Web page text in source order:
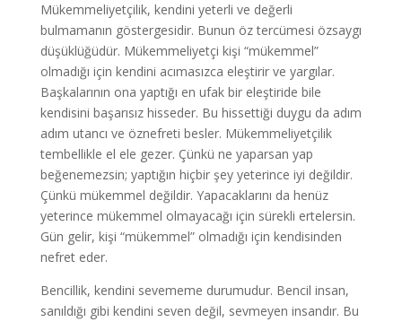
Mükemmeliyetçilik, kendini yeterli ve değerli
bulmamanın göstergesidir. Bunun öz tercümesi özsaygı
düşüklüğüdür. Mükemmeliyetçi kişi “mükemmel”
olmadığı için kendini acımasızca eleştirir ve yargılar.
Başkalarının ona yaptığı en ufak bir eleştiride bile
kendisini başarısız hisseder. Bu hissettiği duygu da adım
adım utancı ve öznefreti besler. Mükemmeliyetçilik
tembellikle el ele gezer. Çünkü ne yaparsan yap
beğenemezsin; yaptığın hiçbir şey yeterince iyi değildir.
Çünkü mükemmel değildir. Yapacaklarını da henüz
yeterince mükemmel olmayacağı için sürekli ertelersin.
Gün gelir, kişi “mükemmel” olmadığı için kendisinden
nefret eder.
Bencillik, kendini sevememe durumudur. Bencil insan,
sanıldığı gibi kendini seven değil, sevmeyen insandır. Bu